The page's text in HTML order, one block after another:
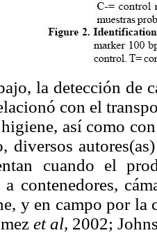
la detección de
con el
higiene, así como
diversos
cuando el
contenedores,
y en campo por la
et al, 2002;